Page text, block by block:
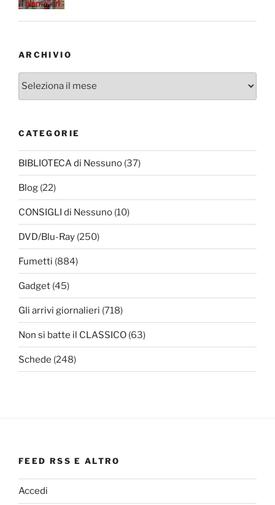
ARCHIVIO
Archivio
CATEGORIE
BIBLIOTECA di Nessuno (37)
Blog (22)
CONSIGLI di Nessuno (10)
DVD/Blu-Ray (250)
Fumetti (884)
Gadget (45)
Gli arrivi giornalieri (718)
Non si batte il CLASSICO (63)
Schede (248)
FEED RSS E ALTRO
Accedi